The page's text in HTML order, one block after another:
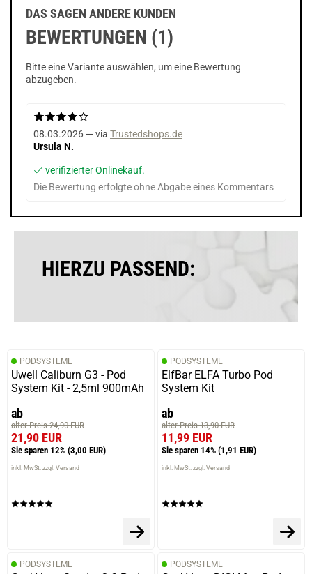
DAS SAGEN ANDERE KUNDEN
BEWERTUNGEN (1)
Bitte eine Variante auswählen, um eine Bewertung
abzugeben.
08.03.2026 — via Trustedshops.de
Ursula N.
verifizierter Onlinekauf.
Die Bewertung erfolgte ohne Abgabe eines Kommentars
HIERZU PASSEND:
PODSYSTEME
Uwell Caliburn G3 - Pod
System Kit - 2,5ml 900mAh
ab
alter Preis 24,90 EUR
21,90 EUR
Sie sparen 12% (3,00 EUR)
inkl. MwSt. zzgl. Versand
PODSYSTEME
ElfBar ELFA Turbo Pod
System Kit
ab
alter Preis 13,90 EUR
11,99 EUR
Sie sparen 14% (1,91 EUR)
inkl. MwSt. zzgl. Versand
PODSYSTEME PODSYSTEME